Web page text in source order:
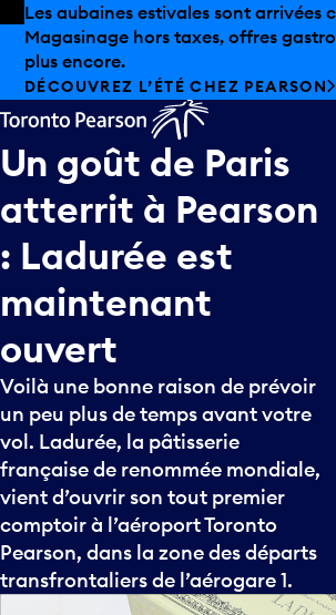
Skip to offers
Passer au contenu principal
Les aubaines estivales sont arrivées
Magasinage hors taxes, offres
plus encore.
DÉCOUVREZ L’ÉTÉ CHEZ PEARSON
Un goût de Paris
atterrit à Pearson
: Ladurée est
maintenant
ouvert
Voilà une bonne raison de prévoir
un peu plus de temps avant votre
vol. Ladurée, la pâtisserie
française de renommée mondiale,
vient d’ouvrir son tout premier
comptoir à l’aéroport Toronto
Pearson, dans la zone des départs
transfrontaliers de l’aérogare 1.